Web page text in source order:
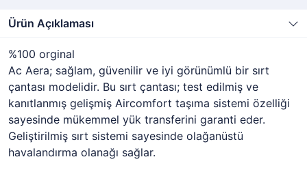
Ürün Açıklaması
%100 orginal
Ac Aera; sağlam, güvenilir ve iyi görünümlü bir sırt
çantası modelidir. Bu sırt çantası; test edilmiş ve
kanıtlanmış gelişmiş Aircomfort taşıma sistemi özelliği
sayesinde mükemmel yük transferini garanti eder.
Geliştirilmiş sırt sistemi sayesinde olağanüstü
havalandırma olanağı sağlar.